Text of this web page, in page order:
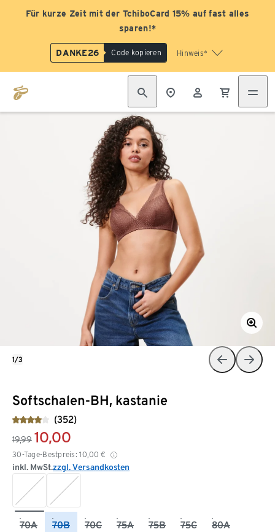
Für kurze Zeit mit der TchiboCard 15% auf fast alles
sparen!*
DANKE26 Code kopieren Hinweis*
Softschalen-BH, kastanie
(352)
19,99 10,00
30-Tage-Bestpreis: 10,00 €
inkl. MwSt.zzgl. Versandkosten
70A 70B 70C 75A 75B 75C 80A
1/3